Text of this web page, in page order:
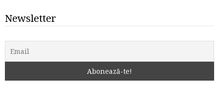
Newsletter